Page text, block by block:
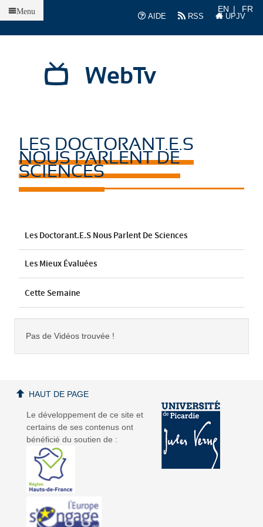
AIDE
RSS UPJV
EN FR
WebTv
Menu
LES DOCTORANT.E.S
NOUS PARLENT DE
SCIENCES
Les Doctorant.e.s Nous Parlent De Sciences
Les Mieux Évaluées
Cette Semaine
Pas de Vidéos trouvée !
Le développement de ce site et
certains de ses contenus ont
bénéficié du soutien de :
HAUT DE PAGE